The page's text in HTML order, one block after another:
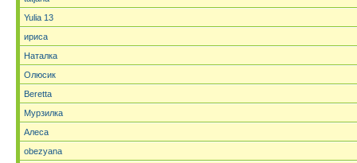
Yulia 13
ириса
Наталка
Олюсик
Beretta
Мурзилка
Алеса
obezyana